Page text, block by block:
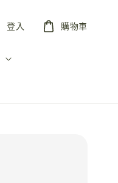
登入 購物車